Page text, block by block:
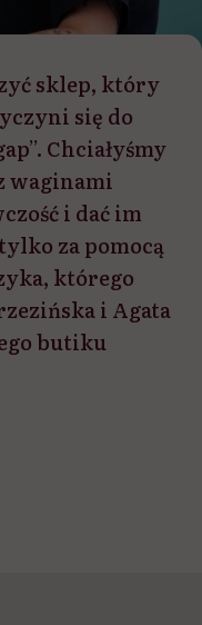
sklep, który
się do
Chciałyśmy
waginami
i dać im
za pomocą
którego
i Agata
butiku